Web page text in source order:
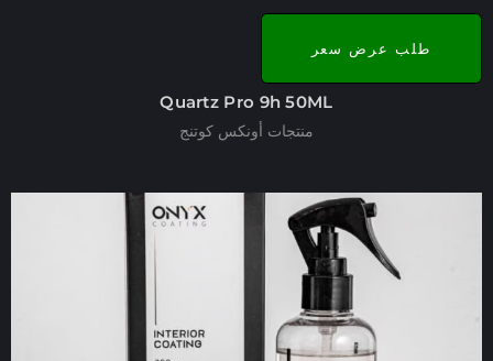
طلب عرض سعر
Quartz Pro 9h 50ML
منتجات أونكس كوتنج